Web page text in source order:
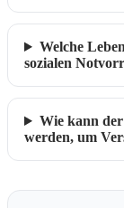
Welche
sozialen
Wie kann
werden, um